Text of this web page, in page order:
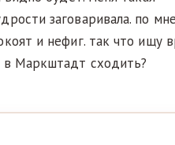
заговаривала. по
и нефиг. так что ищу
Маркштадт сходить?